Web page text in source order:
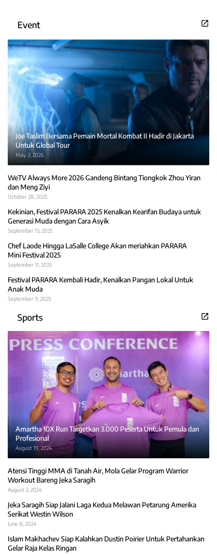
Event
Joe Taslim Bersama Pemain Mortal Kombat II Hadir di Jakarta
Untuk Global Tour
May 2, 2026
WeTV Always More 2026 Gandeng Bintang Tiongkok Zhou Yiran
dan Meng Ziyi
October 28, 2025
Kekinian, Festival PARARA 2025 Kenalkan Kearifan Budaya untuk
Generasi Muda dengan Cara Asyik
September 13, 2025
Chef Laode Hingga LaSalle College Akan meriahkan PARARA
Mini Festival 2025
September 11, 2025
Festival PARARA Kembali Hadir, Kenalkan Pangan Lokal Untuk
Anak Muda
September 9, 2025
Sports
Amartha 10X Run Targetkan 3.000 Peserta Untuk Pemula dan
Profesional
August 19, 2024
Atensi Tinggi MMA di Tanah Air, Mola Gelar Program Warrior
Workout Bareng Jeka Saragih
August 3, 2024
Jeka Saragih Siap Jalani Laga Kedua Melawan Petarung Amerika
Serikat Westin Wilson
June 8, 2024
Islam Makhachev Siap Kalahkan Dustin Poirier Untuk Pertahankan
Gelar Raja Kelas Ringan